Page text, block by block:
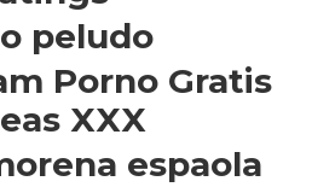
peludo
Porno Gratis
XXX
espaola